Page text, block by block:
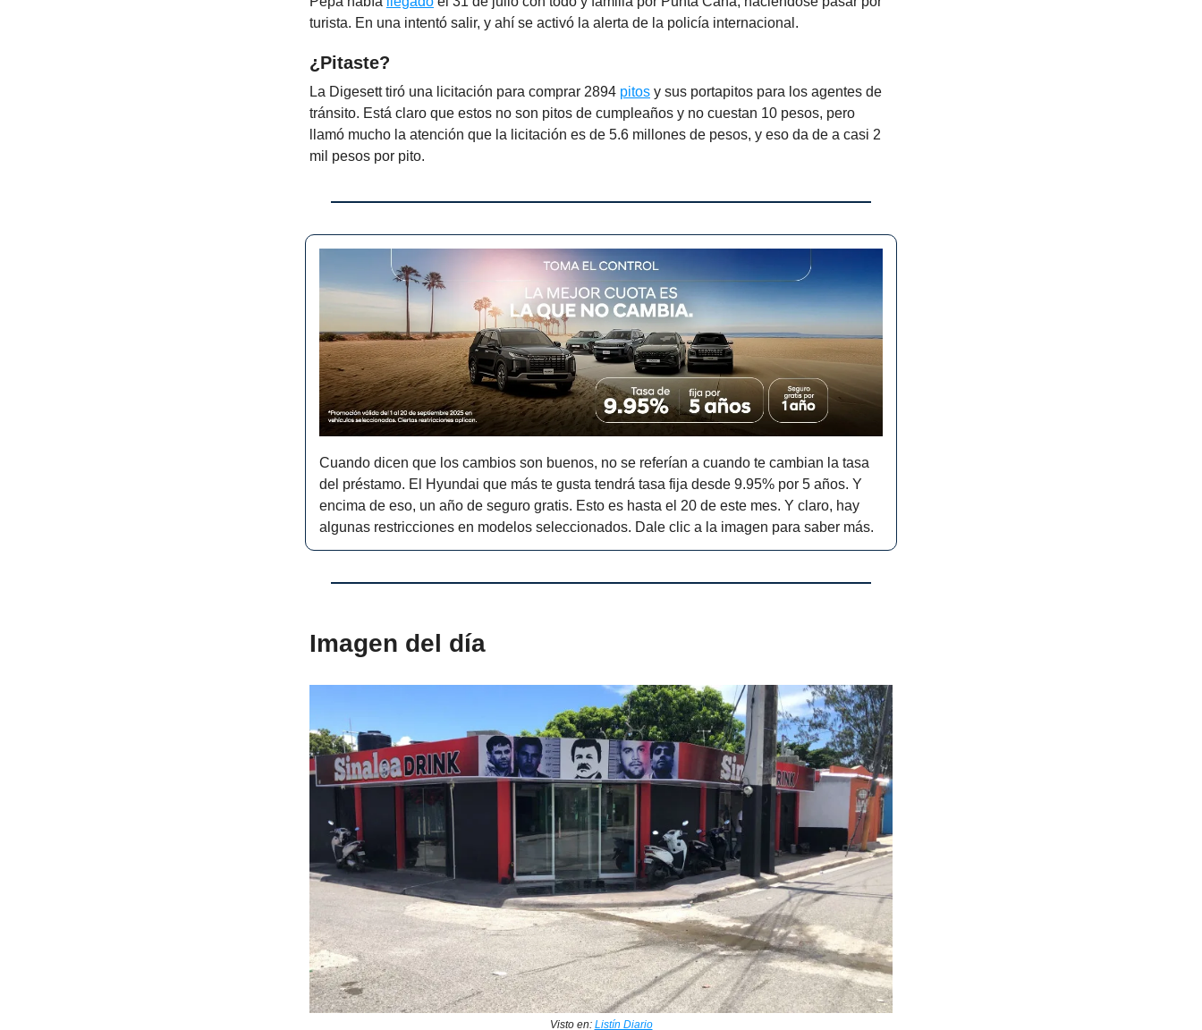
turista. En una intentó salir, y ahí se activó la alerta de la policía internacional.
¿Pitaste?
La Digesett tiró una licitación para comprar 2894 pitos y sus portapitos para los agentes de
tránsito. Está claro que estos no son pitos de cumpleaños y no cuestan 10 pesos, pero
llamó mucho la atención que la licitación es de 5.6 millones de pesos, y eso da de a casi 2
mil pesos por pito.
Cuando dicen que los cambios son buenos, no se referían a cuando te cambian la tasa
del préstamo. El Hyundai que más te gusta tendrá tasa fija desde 9.95% por 5 años. Y
encima de eso, un año de seguro gratis. Esto es hasta el 20 de este mes. Y claro, hay
algunas restricciones en modelos seleccionados. Dale clic a la imagen para saber más.
Imagen del día
Visto en: Listín Diario